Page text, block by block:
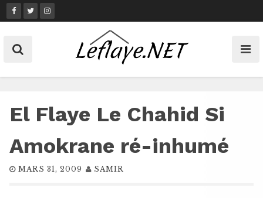
Skip
to
El Flaye Le Chahid Si
Amokrane ré-inhumé
MARS 31, 2009 SAMIR